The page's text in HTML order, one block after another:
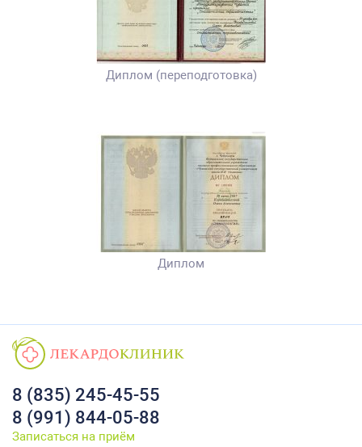
Диплом (переподготовка)
Диплом
8 (835) 245-45-55
8 (991) 844-05-88
Записаться на приём